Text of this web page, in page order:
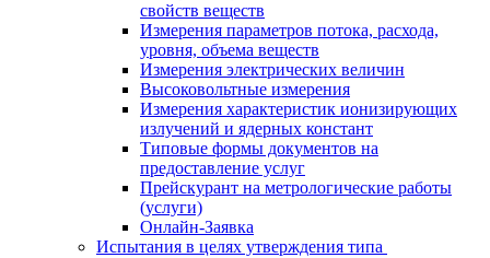
свойств веществ
Измерения параметров потока, расхода,
уровня, объема веществ
Измерения электрических величин
Высоковольтные измерения
Измерения характеристик ионизирующих
излучений и ядерных констант
Типовые формы документов на
предоставление услуг
Прейскурант на метрологические работы
(услуги)
Онлайн-Заявка
Испытания в целях утверждения типа